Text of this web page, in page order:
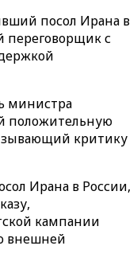
посол Ирана в
с
министра
положительную
критику
Ирана в России,
кампании
внешней